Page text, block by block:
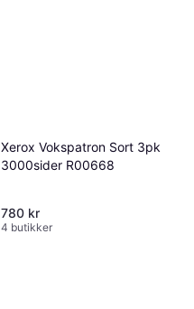
Xerox Vokspatron Sort 3pk
3000sider R00668
780 kr
4 butikker